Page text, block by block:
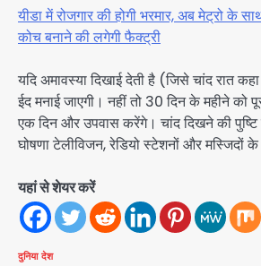
यीडा में रोजगार की होगी भरमार, अब मेट्रो के
कोच बनाने की लगेगी फैक्ट्री
यदि अमावस्या दिखाई देती है (जिसे चांद रात
ईद मनाई जाएगी। नहीं तो 30 दिन के महीने को
एक दिन और उपवास करेंगे। चांद दिखने की पुष्टि
घोषणा टेलीविजन, रेडियो स्टेशनों और मस्जिदों
यहां से शेयर करें
दुनिया देश